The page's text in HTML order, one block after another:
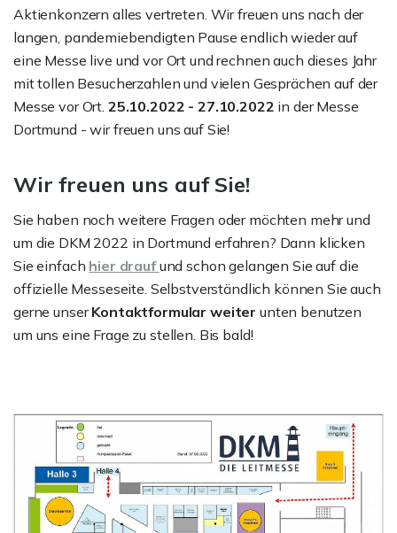
Aktienkonzern alles vertreten. Wir freuen uns nach der
langen, pandemiebendigten Pause endlich wieder auf
eine Messe live und vor Ort und rechnen auch dieses Jahr
mit tollen Besucherzahlen und vielen Gesprächen auf der
Messe vor Ort. 25.10.2022 - 27.10.2022 in der Messe
Dortmund - wir freuen uns auf Sie!
Wir freuen uns auf Sie!
Sie haben noch weitere Fragen oder möchten mehr und
um die DKM 2022 in Dortmund erfahren? Dann klicken
Sie einfach hier draufund schon gelangen Sie auf die
offizielle Messeseite. Selbstverständlich können Sie auch
gerne unserKontaktformular weiter unten benutzen
um uns eine Frage zu stellen. Bis bald!